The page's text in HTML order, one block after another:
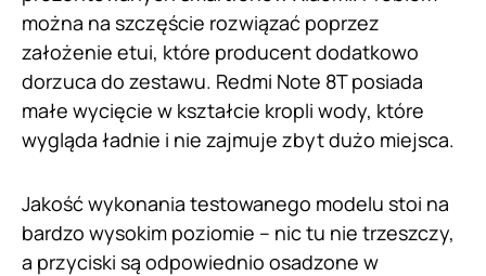
można na szczęście rozwiązać poprzez
założenie etui, które producent dodatkowo
dorzuca do zestawu. Redmi Note 8T posiada
małe wycięcie w kształcie kropli wody, które
wygląda ładnie i nie zajmuje zbyt dużo miejsca.
Jakość wykonania testowanego modelu stoi na
bardzo wysokim poziomie – nic tu nie trzeszczy,
a przyciski są odpowiednio osadzone w